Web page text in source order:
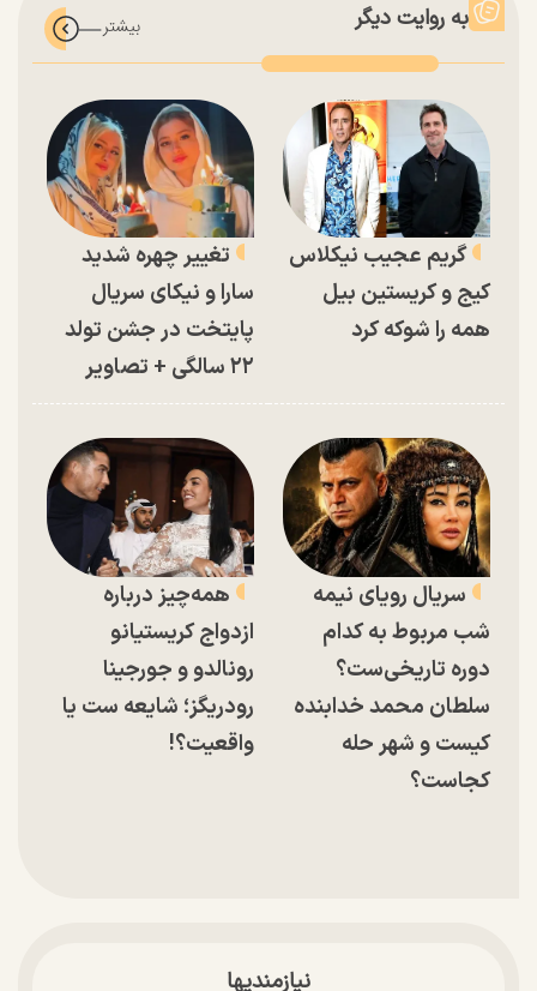
به روایت دیگر
گریم عجیب نیکلاس
کیج و کریستین بیل
همه را شوکه کرد
تغییر چهره شدید
سارا و نیکای سریال
پایتخت در جشن تولد
۲۲ سالگی + تصاویر
سریال رویای نیمه
شب مربوط به کدام
دوره تاریخی‌ست؟
سلطان محمد خدابنده
کیست و شهر حله
کجاست؟
همه‌چیز درباره
ازدواج کریستیانو
رونالدو و جورجینا
رودریگز؛ شایعه ست یا
واقعیت؟!
نیازمندیها